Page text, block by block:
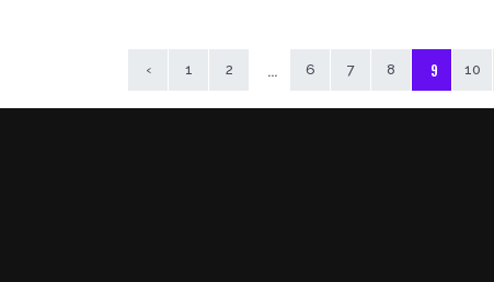
‹ 1 2 ... 6 7 8 9 10